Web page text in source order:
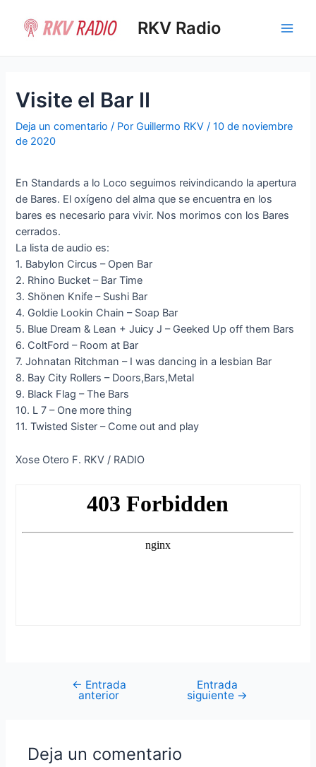
contenido
RKV Radio
Visite el Bar II
Deja un comentario / PorGuillermo RKV/10 de noviembre
de 2020
En Standards a lo Loco seguimos reivindicando la apertura
de Bares. El oxígeno del alma que se encuentra en los
bares es necesario para vivir. Nos morimos con los Bares
cerrados.
La lista de audio es:
1. Babylon Circus – Open Bar
2. Rhino Bucket – Bar Time
3. Shönen Knife – Sushi Bar
4. Goldie Lookin Chain – Soap Bar
5. Blue Dream & Lean + Juicy J – Geeked Up off them Bars
6. ColtFord – Room at Bar
7. Johnatan Ritchman – I was dancing in a lesbian Bar
8. Bay City Rollers – Doors,Bars,Metal
9. Black Flag – The Bars
10. L 7 – One more thing
11. Twisted Sister – Come out and play
Xose Otero F. RKV / RADIO
Navegación
← Entrada
anterior
Entrada
siguiente →
Deja un comentario